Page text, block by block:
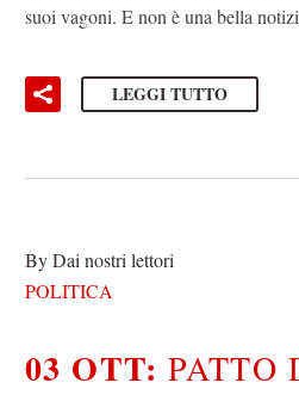
suoi vagoni. E non è una bella
LEGGI TUTTO
By Dai nostri lettori
POLITICA
03 OTT:PATTO